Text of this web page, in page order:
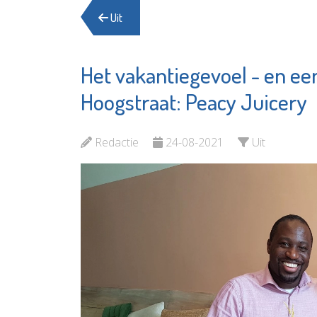
Uit
Het vakantiegevoel - en
Hoogstraat: Peacy Juicery
Redactie 24-08-2021 Uit
Stichting Primo
Schiedam
Het
Bekijk